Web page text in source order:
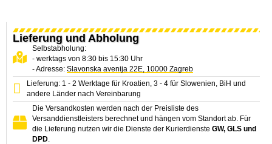
Lieferung und Abholung
Selbstabholung:
- werktags von 8:30 bis 15:30 Uhr
- Adresse: Slavonska avenija 22E, 10000 Zagreb
Lieferung: 1 - 2 Werktage für Kroatien, 3 - 4 für Slowenien, BiH und
andere Länder nach Vereinbarung
Die Versandkosten werden nach der Preisliste des
Versanddienstleisters berechnet und hängen vom Standort ab. Für
die Lieferung nutzen wir die Dienste der Kurierdienste GW, GLS und
DPD